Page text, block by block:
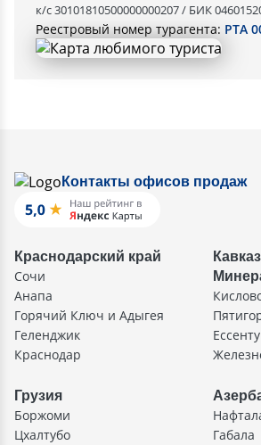
к/с 30101810500000000207 / БИК
Реестровый номер турагента: РТА
Контакты офисов продаж
Краснодарский край
Сочи
Анапа
Горячий Ключ и Адыгея
Геленджик
Краснодар
Грузия
Боржоми
Цхалтубо
Габала